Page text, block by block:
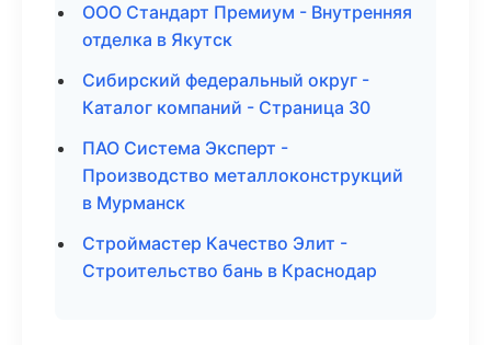
ООО Стандарт Премиум - Внутренняя
отделка в Якутск
Сибирский федеральный округ -
Каталог компаний - Страница 30
ПАО Система Эксперт -
Производство металлоконструкций
в Мурманск
Строймастер Качество Элит -
Строительство бань в Краснодар